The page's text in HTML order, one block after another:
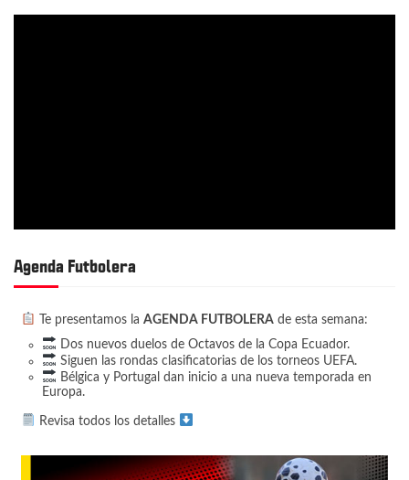
Agenda Futbolera
Te presentamos la AGENDA FUTBOLERAde esta semana:
Dos nuevos duelos de Octavos de la Copa Ecuador.
Siguen las rondas clasificatorias de los torneos UEFA.
Bélgica y Portugal dan inicio a una nueva temporada en
Europa.
Revisa todos los detalles